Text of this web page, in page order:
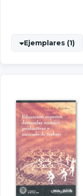
Ejemplares (1)